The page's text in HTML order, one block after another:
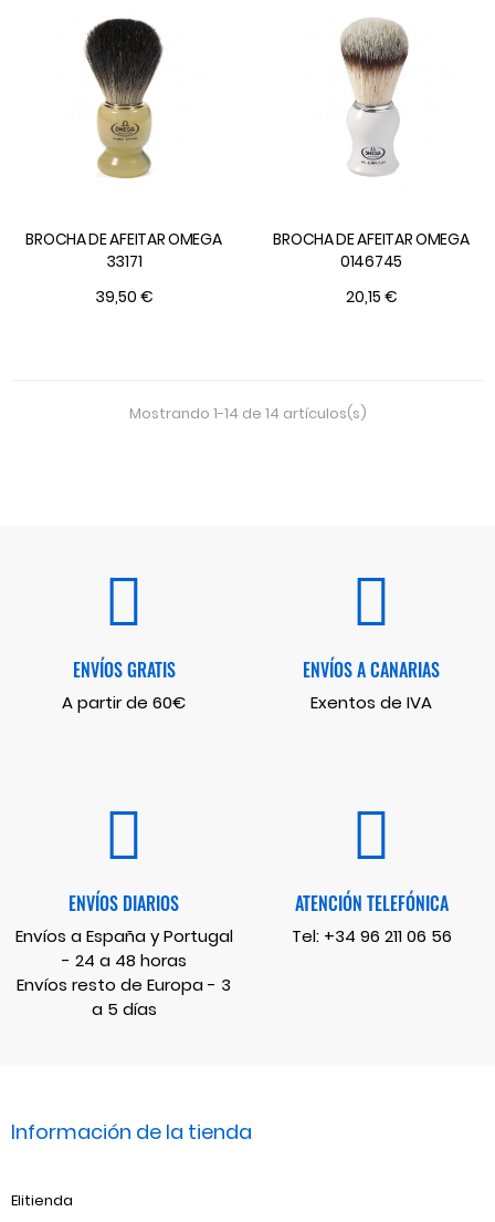
BROCHA DE AFEITAR OMEGA
33171
39,50 €
BROCHA DE AFEITAR OMEGA
0146745
20,15 €
Mostrando 1-14 de 14 artículos(s)
ENVÍOS GRATIS
A partir de 60€
ENVÍOS A CANARIAS
Exentos de IVA
ENVÍOS DIARIOS
Envíos a España y Portugal
- 24 a 48 horas
Envíos resto de Europa - 3
a 5 días
ATENCIÓN TELEFÓNICA
Tel: +34 96 211 06 56
Información de la tienda
Elitienda